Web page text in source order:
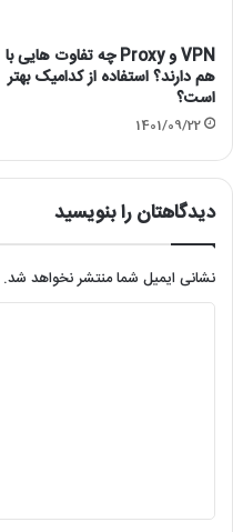
VPN و Proxy چه تفاوت هایی با
هم دارند؟ استفاده از کدامیک بهتر
است؟
1401/09/22
دیدگاهتان را بنویسید
نشانی ایمیل شما منتشر نخواهد شد.
*